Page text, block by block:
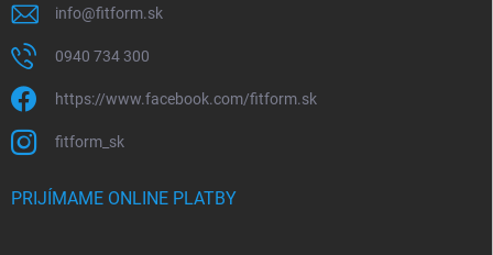
info@fitform.sk
0940 734 300
https://www.facebook.com/fitform.sk
fitform_sk
PRIJÍMAME ONLINE PLATBY